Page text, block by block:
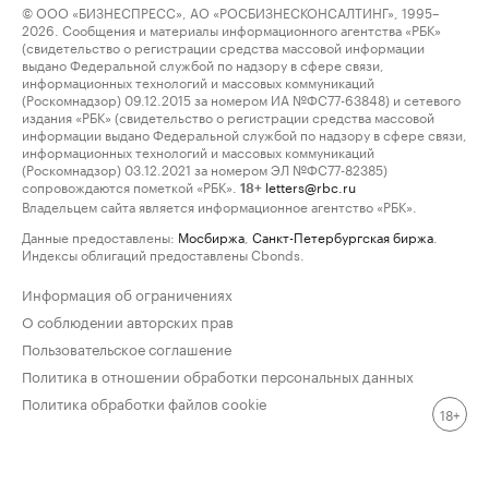
© ООО «БИЗНЕСПРЕСС», АО «РОСБИЗНЕСКОНСАЛТИНГ», 1995–
2026. Сообщения и материалы информационного агентства «РБК»
(свидетельство о регистрации средства массовой информации
выдано Федеральной службой по надзору в сфере связи,
информационных технологий и массовых коммуникаций
(Роскомнадзор) 09.12.2015 за номером ИА №ФС77-63848) и сетевого
издания «РБК» (свидетельство о регистрации средства массовой
информации выдано Федеральной службой по надзору в сфере связи,
информационных технологий и массовых коммуникаций
(Роскомнадзор) 03.12.2021 за номером ЭЛ №ФС77-82385)
сопровождаются пометкой «РБК».
18+ letters@rbc.ru
Владельцем сайта является информационное агентство «РБК».
Данные предоставлены: Мосбиржа Санкт-Петербургская биржа
Индексы облигаций предоставлены Cbonds.
Информация об ограничениях
О соблюдении авторских прав
Пользовательское соглашение
Политика в отношении обработки персональных данных
Политика обработки файлов cookie
18+